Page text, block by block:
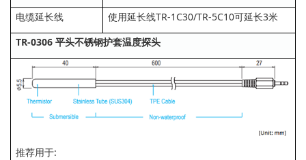
电缆延长线
使用延长线TR-1C30/TR-5C10可延长3米
TR-0306 平头不锈钢护套温度探头
推荐用于: